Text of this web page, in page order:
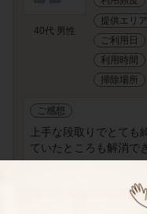
40代 男性
提供エリア
ご利用日
利用時間
掃除場所
ご感想
上手な段取りでとて
ていたところも解消で